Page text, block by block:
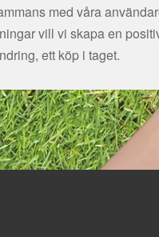
med våra
vill vi skapa en
ett köp i taget.